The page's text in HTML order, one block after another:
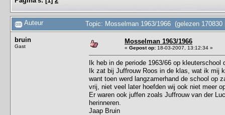
Auteur Topic: Mosselman 1963/1966 (gelezen 170830
bruin
Gast
Mosselman 1963/1966
« Gepost op: 18-03-2007, 13:12:34 »
Ik heb in de periode 1963/66 op
Ik zat bij Juffrouw Roos in de klas, wat ik mij
want toen werd langzamerhand de school op
vrij, niet veel later hoefden wij ook niet meer
Er waren ook juffen zoals Juffrouw van der
herinneren.
Jaap Bruin